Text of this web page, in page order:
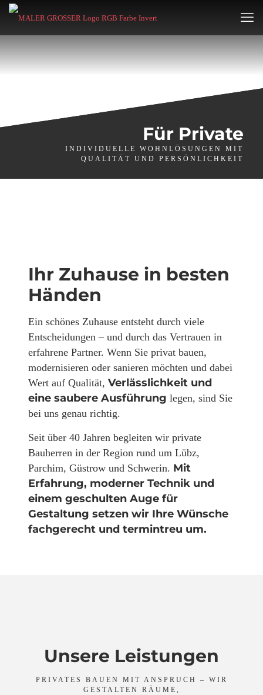
Für Private
INDIVIDUELLE WOHNLÖSUNGEN MIT
QUALITÄT UND PERSÖNLICHKEIT
Ihr Zuhause in besten
Händen
Ein schönes Zuhause entsteht durch viele
Entscheidungen – und durch das Vertrauen in
erfahrene Partner. Wenn Sie privat bauen,
modernisieren oder sanieren möchten und dabei
Wert auf Qualität, Verlässlichkeit und
eine saubere Ausführung legen, sind Sie
bei uns genau richtig.
Seit über 40 Jahren begleiten wir private
Bauherren in der Region rund um Lübz,
Parchim, Güstrow und Schwerin. Mit
Erfahrung, moderner Technik und
einem geschulten Auge für
Gestaltung setzen wir Ihre Wünsche
fachgerecht und termintreu um.
Unsere Leistungen
PRIVATES BAUEN MIT ANSPRUCH – WIR
GESTALTEN RÄUME,